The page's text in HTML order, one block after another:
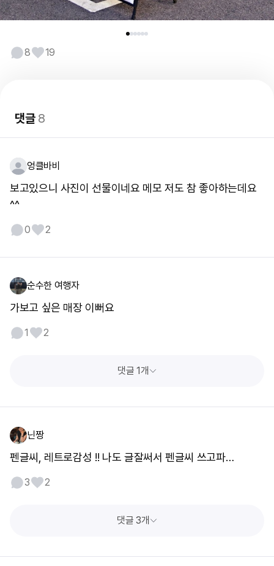
8 19
댓글8
엉클바비
보고있으니 사진이 선물이네요 메모 저도 참 좋아하는데요
^^
0 2
순수한 여행자
가보고 싶은 매장 이뻐요
1 2
댓글 1개
닌짱
펜글씨, 레트로감성 !! 나도 글잘써서 펜글씨 쓰고파…
3 2
댓글 3개